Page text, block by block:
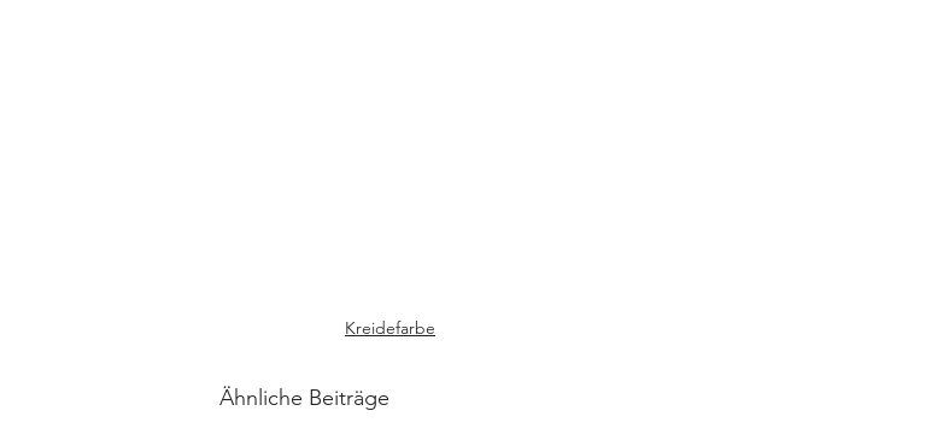
Kreidefarbe
Ähnliche Beiträge